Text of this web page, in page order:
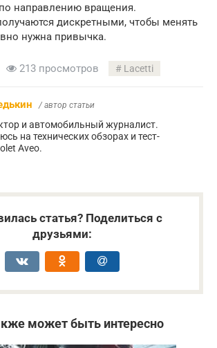
направлению вращения.
дискретными, чтобы менять
нужна привычка.
213 просмотров Lacetti
/ автор статьи
и автомобильный журналист.
на технических обзорах и тест-
Aveo.
статья? Поделиться с
друзьями:
может быть интересно